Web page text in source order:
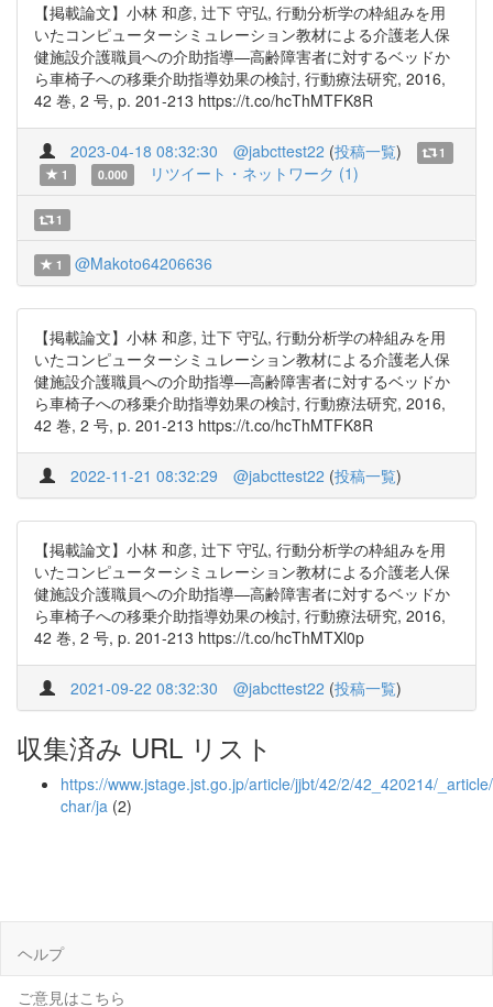
【掲載論文】小林 和彦, 辻下 守弘, 行動分析学の枠組みを用
いたコンピューターシミュレーション教材による介護老人保
健施設介護職員への介助指導—高齢障害者に対するベッドか
ら車椅子への移乗介助指導効果の検討, 行動療法研究, 2016,
42 巻, 2 号, p. 201-213 https://t.co/hcThMTFK8R
2023-04-18 08:32:30 @jabcttest22 (投稿一覧)
1
1
0.000 リツイート・ネットワーク (1)
1
1 @Makoto64206636
【掲載論文】小林 和彦, 辻下 守弘, 行動分析学の枠組みを用
いたコンピューターシミュレーション教材による介護老人保
健施設介護職員への介助指導—高齢障害者に対するベッドか
ら車椅子への移乗介助指導効果の検討, 行動療法研究, 2016,
42 巻, 2 号, p. 201-213 https://t.co/hcThMTFK8R
2022-11-21 08:32:29 @jabcttest22 (投稿一覧)
【掲載論文】小林 和彦, 辻下 守弘, 行動分析学の枠組みを用
いたコンピューターシミュレーション教材による介護老人保
健施設介護職員への介助指導—高齢障害者に対するベッドか
ら車椅子への移乗介助指導効果の検討, 行動療法研究, 2016,
42 巻, 2 号, p. 201-213 https://t.co/hcThMTXl0p
2021-09-22 08:32:30 @jabcttest22 (投稿一覧)
収集済み URL リスト
https://www.jstage.jst.go.jp/article/jjbt/42/2/42_420214/
char/ja (2)
ヘルプ
ご意見はこちら